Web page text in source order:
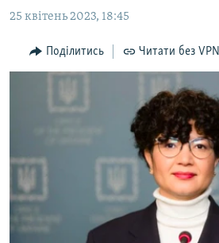
основної
Перейти
до
БЛОГИ
ПОГЛЯД
ІНТЕРВ'Ю
ВСЕ ЗА ДЕНЬ
ДЕПОРТАЦІЯ
ВІДЕОУРОКИ «ELIFBE»
СВІДЧЕННЯ ОКУПАЦІЇ
ЯК ОБІЙТИ БЛОКУВАННЯ
Русский
25 квітень 2023, 18:45
Поділитись Читати без VPN